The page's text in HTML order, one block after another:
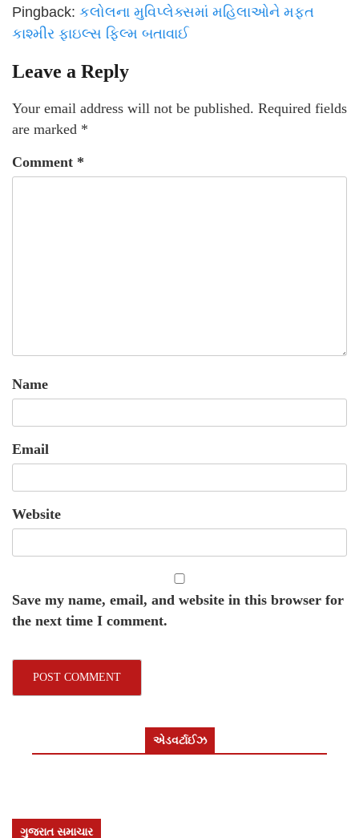
Pingback: કલોલના મુવિપ્લેક્સમાં મહિલાઓને મફત
કાશ્મીર ફાઇલ્સ ફિલ્મ બતાવાઈ
Leave a Reply
Your email address will not be published. Required fields
are marked *
Comment *
Name
Email
Website
Save my name, email, and website in this browser for
the next time I comment.
એડવર્ટાઈઝ
ગુજરાત સમાચાર